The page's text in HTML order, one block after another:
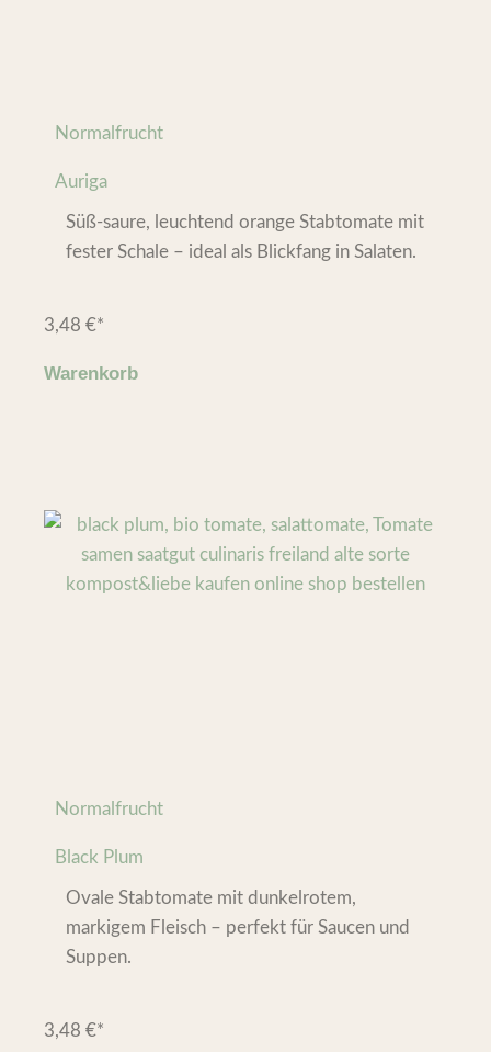
Normalfrucht
Auriga
Süß-saure, leuchtend orange Stabtomate mit
fester Schale – ideal als Blickfang in Salaten.
3,48 €*
Warenkorb
Normalfrucht
Black Plum
Ovale Stabtomate mit dunkelrotem,
markigem Fleisch – perfekt für Saucen und
Suppen.
3,48 €*